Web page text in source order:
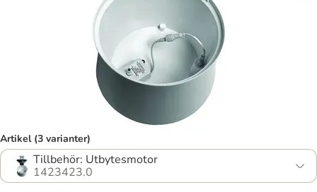
Artikel (3 varianter)
Tillbehör: Utbytesmotor
1423423.0